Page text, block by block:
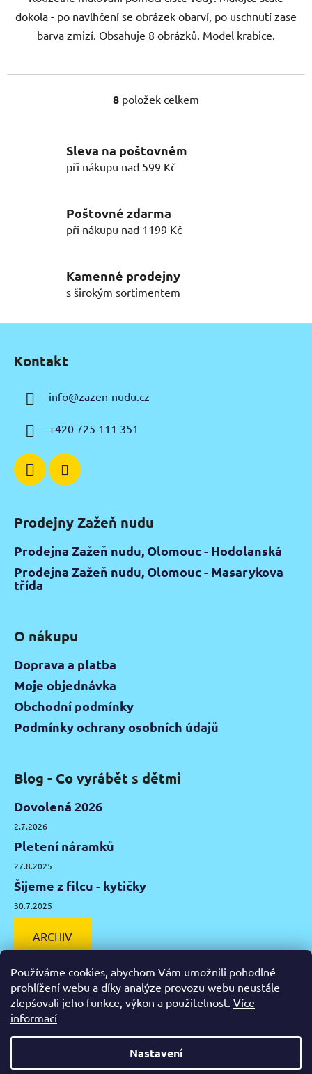
Používáme cookies, abychom Vám umožnili pohodlné
prohlížení webu a díky analýze provozu webu neustále
zlepšovali jeho funkce, výkon a použitelnost. Více
informací
Nastavení
dokola - po navlhčení se obrázek obarví, po uschnutí zase
barva zmizí. Obsahuje 8 obrázků. Model krabice.
O
á
d
í
p
k
y
ý
8 položek celkem
Sleva na poštovném
při nákupu nad 599 Kč
Poštovné zdarma
při nákupu nad 1199 Kč
Kamenné prodejny
s širokým sortimentem
Kontakt
info@zazen-nudu.cz
+420 725 111 351
Prodejny Zažeň nudu
Prodejna Zažeň nudu, Olomouc - Hodolanská
Prodejna Zažeň nudu, Olomouc - Masarykova
třída
O nákupu
Doprava a platba
Moje objednávka
Obchodní podmínky
Podmínky ochrany osobních údajů
Blog - Co vyrábět s dětmi
Dovolená 2026
2.7.2026
Pletení náramků
27.8.2025
Šijeme z filcu - kytičky
30.7.2025
ARCHIV
Facebook